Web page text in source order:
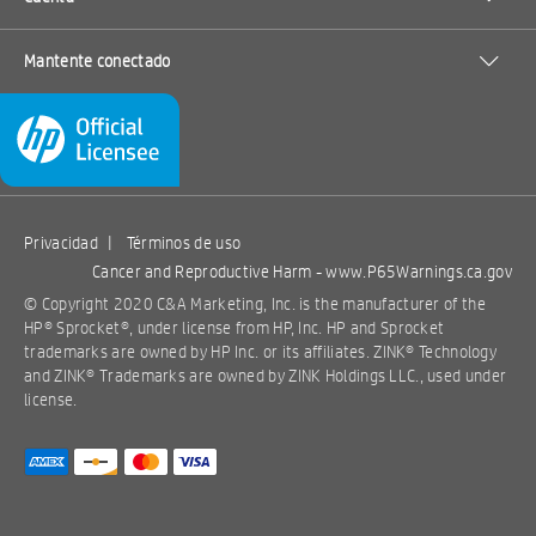
Mantente conectado
Privacidad |
Términos de uso
Cancer and Reproductive Harm -www.P65Warnings.ca.gov
© Copyright 2020 C&A Marketing, Inc. is the manufacturer of the
HP® Sprocket®, under license from HP, Inc. HP and Sprocket
trademarks are owned by HP Inc. or its affiliates. ZINK® Technology
and ZINK® Trademarks are owned by ZINK Holdings LLC., used under
license.